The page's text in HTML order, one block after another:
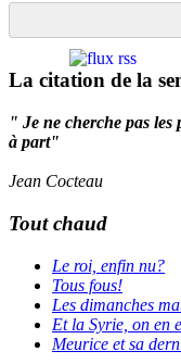
La citation de la
" Je ne cherche pas les
à part"
Jean Cocteau
Tout chaud
Le roi, enfin nu?
Tous fous!
Les dimanches
Et la Syrie, on en
Meurice et sa